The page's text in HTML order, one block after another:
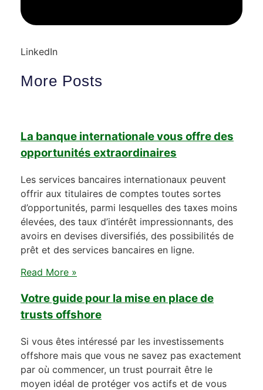
LinkedIn
More Posts
La banque internationale vous offre des
opportunités extraordinaires
Les services bancaires internationaux peuvent
offrir aux titulaires de comptes toutes sortes
d’opportunités, parmi lesquelles des taxes moins
élevées, des taux d’intérêt impressionnants, des
avoirs en devises diversifiés, des possibilités de
prêt et des services bancaires en ligne.
Read More »
Votre guide pour la mise en place de
trusts offshore
Si vous êtes intéressé par les investissements
offshore mais que vous ne savez pas exactement
par où commencer, un trust pourrait être le
moyen idéal de protéger vos actifs et de vous